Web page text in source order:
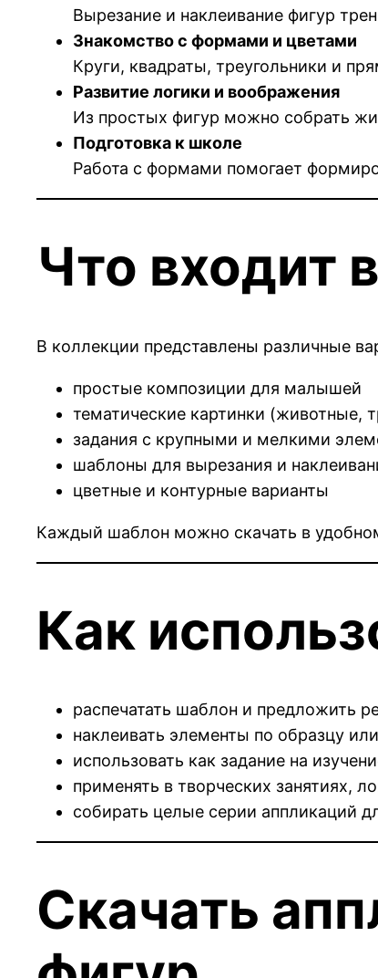
Вырезание и наклеивание фигур
Знакомство с формами и цветами
Круги, квадраты, треугольники и
Развитие логики и воображения
Из простых фигур можно собрать
Подготовка к школе
Работа с формами помогает
Что входит
В коллекции представлены различные
простые композиции для малышей
тематические картинки (животные,
задания с крупными и мелкими
шаблоны для вырезания и
цветные и контурные варианты
Каждый шаблон можно скачать в
Как
распечатать шаблон и предложить
наклеивать элементы по образцу
использовать как задание на
применять в творческих занятиях,
собирать целые серии аппликаций
Скачать